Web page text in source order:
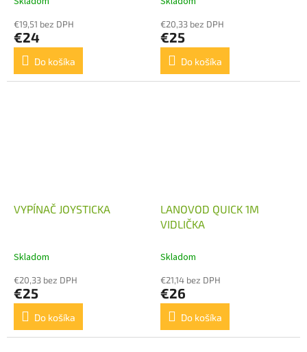
€19,51 bez DPH
€24
Do košíka
€20,33 bez DPH
€25
Do košíka
VYPÍNAČ JOYSTICKA
Skladom
€20,33 bez DPH
€25
Do košíka
LANOVOD QUICK 1M
VIDLIČKA
Skladom
€21,14 bez DPH
€26
Do košíka